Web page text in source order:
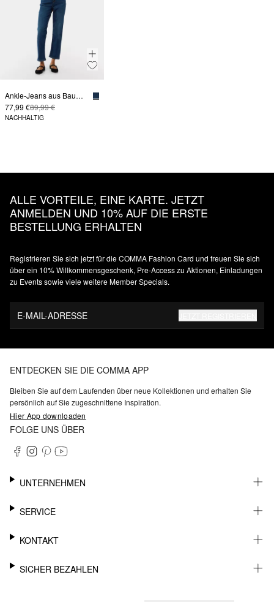
Ankle-Jeans aus Baumwollstretch mit geradem Bein
77,99 €89,99 €
NACHHALTIG
ALLE VORTEILE, EINE KARTE. JETZT
ANMELDEN UND 10% AUF DIE ERSTE
BESTELLUNG ERHALTEN
Registrieren Sie sich jetzt für die COMMA Fashion Card und freuen Sie sich
über ein 10% Willkommensgeschenk, Pre-Access zu Aktionen, Einladungen
zu Events sowie viele weitere Member Specials.
E-MAIL-ADRESSE
ENTDECKEN SIE DIE COMMA APP
Bleiben Sie auf dem Laufenden über neue Kollektionen und erhalten Sie
persönlich auf Sie zugeschnittene Inspiration.
Hier App downloaden
FOLGE UNS ÜBER
UNTERNEHMEN
KARRIERE
BARRIEREFREIHEIT
SERVICE
WHATSAPP
MEIN KONTO
KONTAKT
SUPPORT
SICHER BEZAHLEN